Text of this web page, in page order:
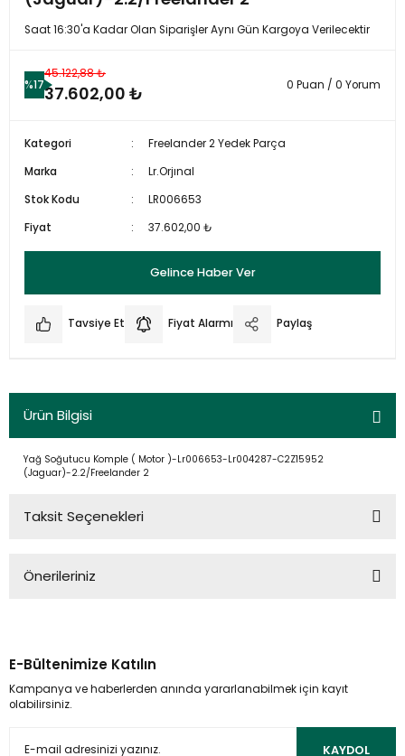
Saat 16:30'a Kadar Olan Siparişler Aynı Gün Kargoya Verilecektir
%17
45.122,88 ₺
37.602,00 ₺ 0 Puan / 0 Yorum
Kategori
Freelander 2 Yedek Parça
Marka
Lr.Orjınal
Stok Kodu
LR006653
Fiyat
37.602,00 ₺
Gelince Haber Ver
Tavsiye Et Fiyat Alarmı Paylaş
Ürün Bilgisi
Yağ Soğutucu Komple ( Motor )-Lr006653-Lr004287-C2Z15952
(Jaguar)-2.2/Freelander 2
Taksit Seçenekleri
Önerileriniz
kullanarak tarafımıza iletebilirsiniz.
Görüş ve önerileriniz için teşekkür ederiz.
Ürün açıklamasında eksik bilgiler bulunuyor.
E-Bültenimize Katılın
Kampanya ve haberlerden anında yararlanabilmek için kayıt
olabilirsiniz.
KAYDOL